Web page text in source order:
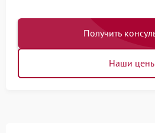
Получить
Наши